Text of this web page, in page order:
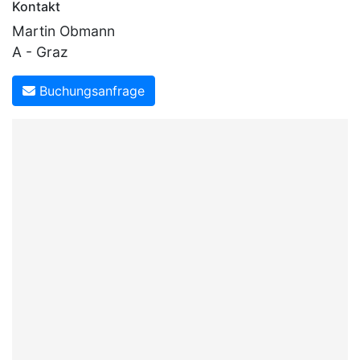
Kontakt
Martin Obmann
A - Graz
Buchungsanfrage